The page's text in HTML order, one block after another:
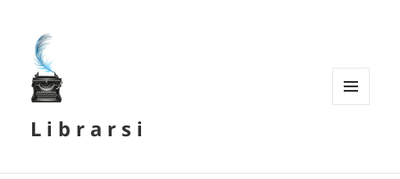
L i b r a r s i